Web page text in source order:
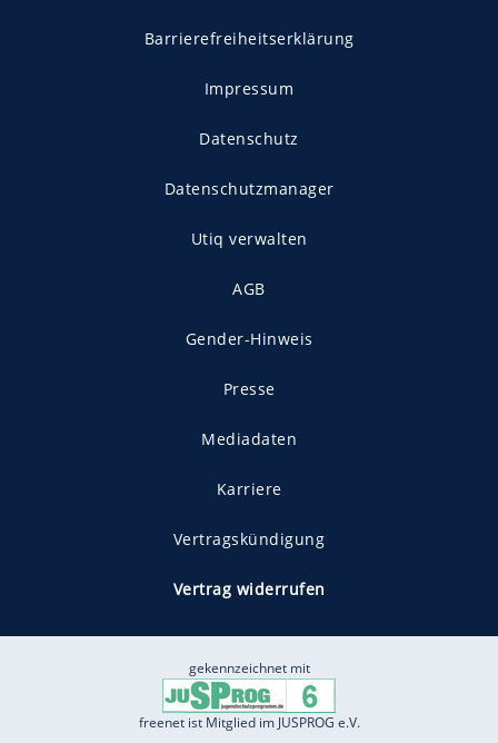
Barrierefreiheitserklärung
Impressum
Datenschutz
Datenschutzmanager
Utiq verwalten
AGB
Gender-Hinweis
Presse
Mediadaten
Karriere
Vertragskündigung
Vertrag widerrufen
gekennzeichnet mit
freenet ist Mitglied im JUSPROG e.V.